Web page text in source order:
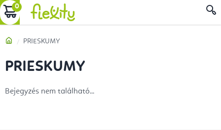
Ugrás
a
tartalomhoz
KOSÁR
Kezdőlap
PRIESKUMY
PRIESKUMY
Bejegyzés nem található...